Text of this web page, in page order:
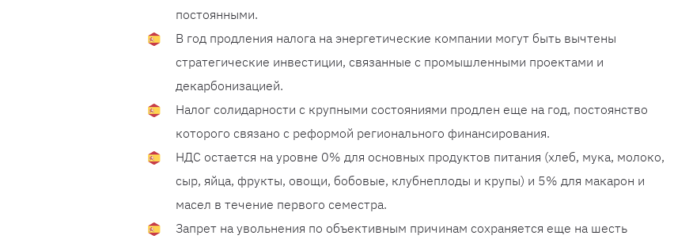
постоянными.
В год продления налога на энергетические компании могут быть вычтены
стратегические инвестиции, связанные с промышленными проектами и
декарбонизацией.
Налог солидарности с крупными состояниями продлен еще на год, постоянство
которого связано с реформой регионального финансирования.
НДС остается на уровне 0% для основных продуктов питания (хлеб, мука, молоко,
сыр, яйца, фрукты, овощи, бобовые, клубнеплоды и крупы) и 5% для макарон и
масел в течение первого семестра.
Запрет на увольнения по объективным причинам сохраняется еще на шесть